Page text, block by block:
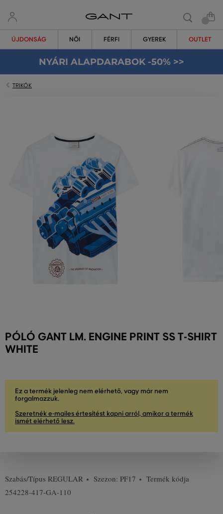
ÚJDONSÁG NŐI FÉRFI GYEREK OUTLET
NYÁRI ALAPDARABOK -50% >>
TRIKÓK
PÓLÓ GANT LM. ENGINE PRINT SS T-SHIRT
WHITE
Ez a termék jelenleg nem elérhető, vagy már nem
forgalmazzuk.
Szeretnék e-mailes értesítést kapni arról, amikor a termék
ismét elérhető lesz.
Szabás/Típus REGULAR Szezon: PF17
Termék kódja
254228-417-GA-110